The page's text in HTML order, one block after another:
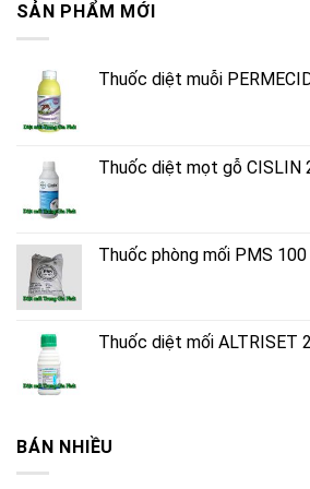
SẢN PHẨM MỚI
Thuốc diệt muỗi
Thuốc diệt mọt gỗ CISLIN
Thuốc phòng mối PMS
Thuốc diệt mối ALTRISET
BÁN NHIỀU